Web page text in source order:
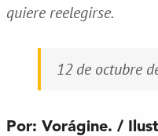
quiere reelegirse.
12 de octubre
Por: Vorágine. /